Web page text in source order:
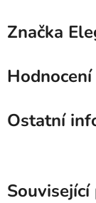
Značka
Hodnocení
Ostatní